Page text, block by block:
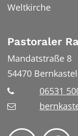
Weltkirche
Pastoraler
Mandatstraße 8
54470
06531